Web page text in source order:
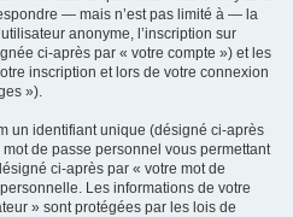
— mais n’est pas limité à — la
anonyme, l’inscription sur
ci-après par « votre compte ») et les
inscription et lors de votre connexion
»).
un identifiant unique (désigné ci-après
de passe personnel vous permettant
ci-après par « votre mot de
Les informations de votre
» sont protégées par les lois de